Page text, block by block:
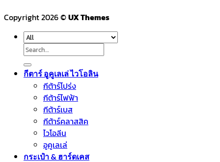
Copyright 2026 ©UX Themes
Search
กีตาร์ อูคูเลเล่ ไวโอลิน
กีต้าร์โปร่ง
กีต้าร์ไฟฟ้า
กีต้าร์เบส
กีต้าร์คลาสสิค
ไวโอลีน
อูคูเลเล่
กระเป๋า & ฮาร์ดเคส